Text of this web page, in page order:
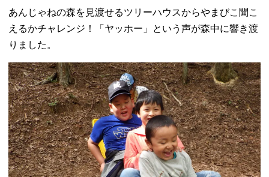
あんじゃねの森を見渡せるツリーハウスからやまびこ聞こ
えるかチャレンジ！「ヤッホー」という声が森中に響き渡
りました。